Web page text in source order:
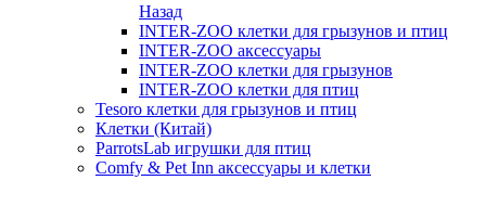
Назад
INTER-ZOO клетки для грызунов и птиц
INTER-ZOO аксессуары
INTER-ZOO клетки для грызунов
INTER-ZOO клетки для птиц
Tesoro клетки для грызунов и птиц
Клетки (Китай)
ParrotsLab игрушки для птиц
Comfy & Pet Inn аксессуары и клетки